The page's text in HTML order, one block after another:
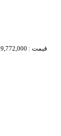
قیمت : 9,772,000 تومان